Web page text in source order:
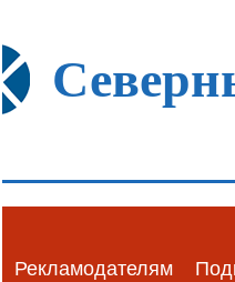
Рекламодателям